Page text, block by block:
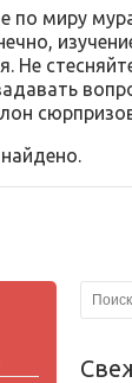
по миру
Не